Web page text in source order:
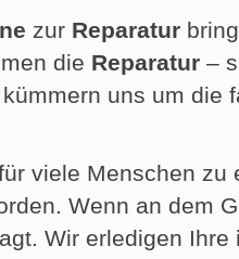
zur Reparatur
die Reparatur –
kümmern uns um die
viele Menschen zu
Wenn an dem
Wir erledigen Ihre